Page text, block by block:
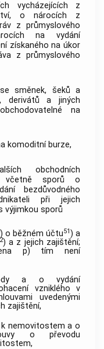
vycházejících z
o nárocích z
z průmyslového
na vydání
získaného na úkor
z průmyslového
směnek, šeků a
derivátů a jiných
na
komoditní burze,
obchodních
včetně sporů o
bezdůvodného
při jejich
výjimkou sporů
) o běžném účtu51) a
) a z jejich zajištění;
p) tím není
a o vydání
vzniklého v
uvedenými
zajištění,
nemovitostem a o
o převodu